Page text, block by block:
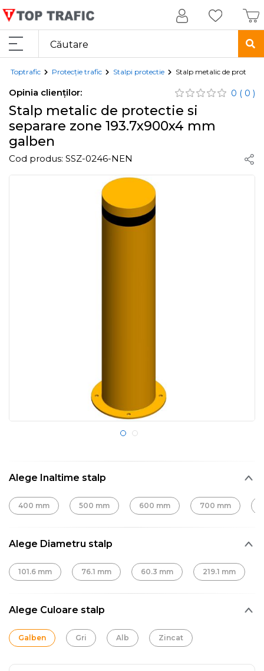
Toptrafic Protecție trafic Stalpi protectie Stalp metalic de
Opinia clienților: 0 ( 0 )
Stalp metalic de protectie si
separare zone 193.7x900x4 mm
galben
Cod produs: SSZ-0246-NEN
Alege Inaltime stalp
400 mm 500 mm 600 mm 700 mm
Alege Diametru stalp
101.6 mm 76.1 mm 60.3 mm 219.1 mm
Alege Culoare stalp
Galben Gri Alb Zincat